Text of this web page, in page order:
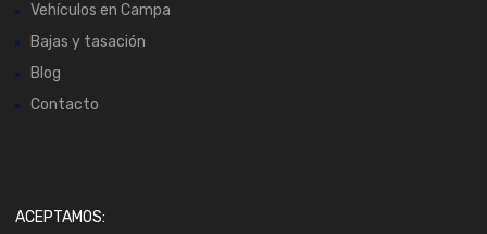
Vehículos en Campa
Bajas y tasación
Blog
Contacto
ACEPTAMOS: